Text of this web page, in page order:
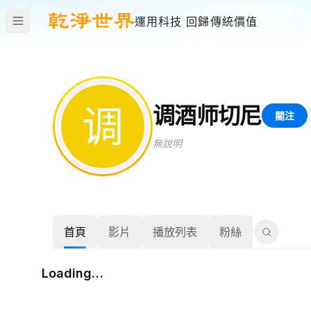
運用科技 回歸傳統價值
调 调酒师切尼 關注
無說明
首頁 影片 播放列表 粉絲
Loading…